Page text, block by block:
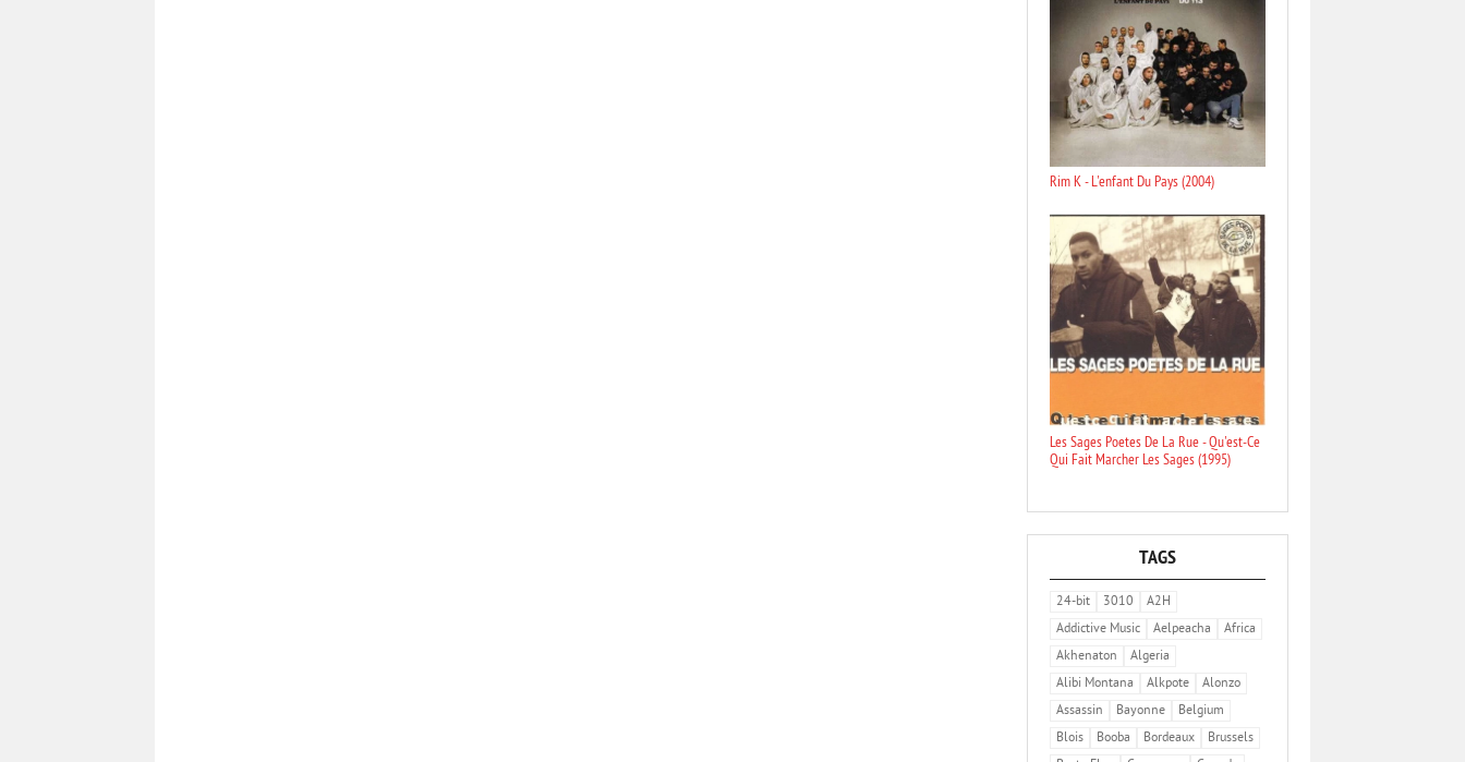
Rim K - L'enfant Du Pays (2004)
Les Sages Poetes De La Rue - Qu'est-Ce
Qui Fait Marcher Les Sages (1995)
TAGS
24-bit 3010
A2H
Addictive Music
Aelpeacha
Africa
Akhenaton
Algeria
Alibi Montana
Alkpote
Alonzo
Assassin
Bayonne
Belgium
Blois
Booba Bordeaux
Brussels